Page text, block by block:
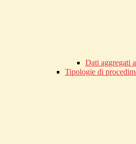
Dati aggregati
Tipologie di